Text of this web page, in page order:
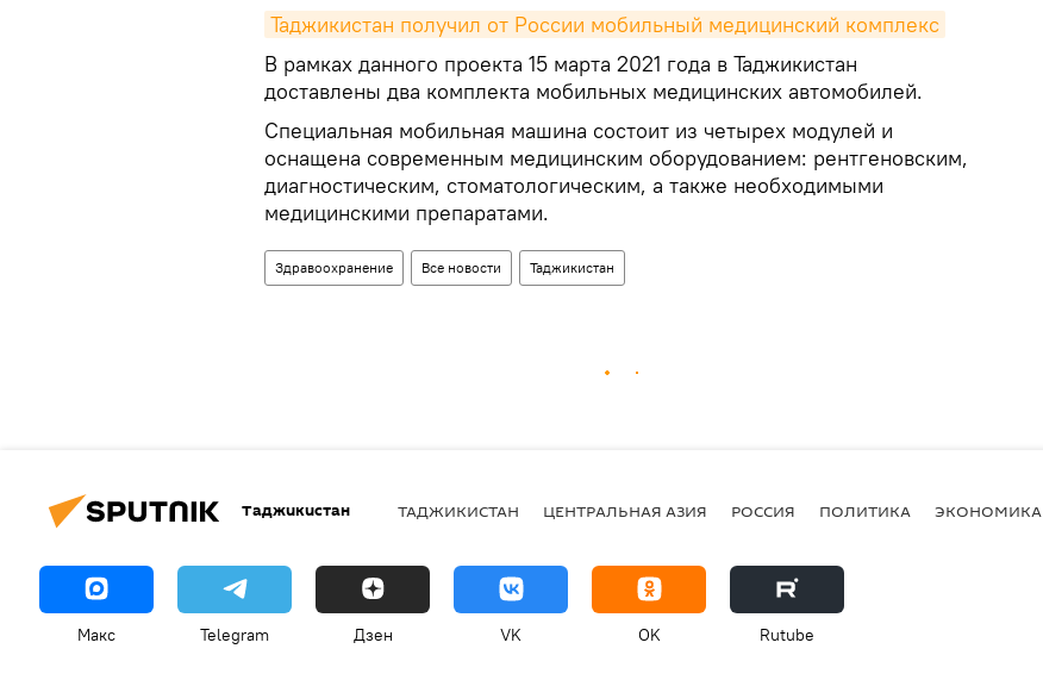
Таджикистан получил от России мобильный медицинский комплекс
В рамках данного проекта 15 марта 2021 года в Таджикистан
доставлены два комплекта мобильных медицинских автомобилей.
Специальная мобильная машина состоит из четырех модулей и
оснащена современным медицинским оборудованием: рентгеновским,
диагностическим, стоматологическим, а также необходимыми
медицинскими препаратами.
Здравоохранение Все новости Таджикистан
Таджикистан ТАДЖИКИСТАН ЦЕНТРАЛЬНАЯ АЗИЯ РОССИЯ ПОЛИТИКА ЭКОНОМИКА
Макс Telegram Дзен VK OK Rutube